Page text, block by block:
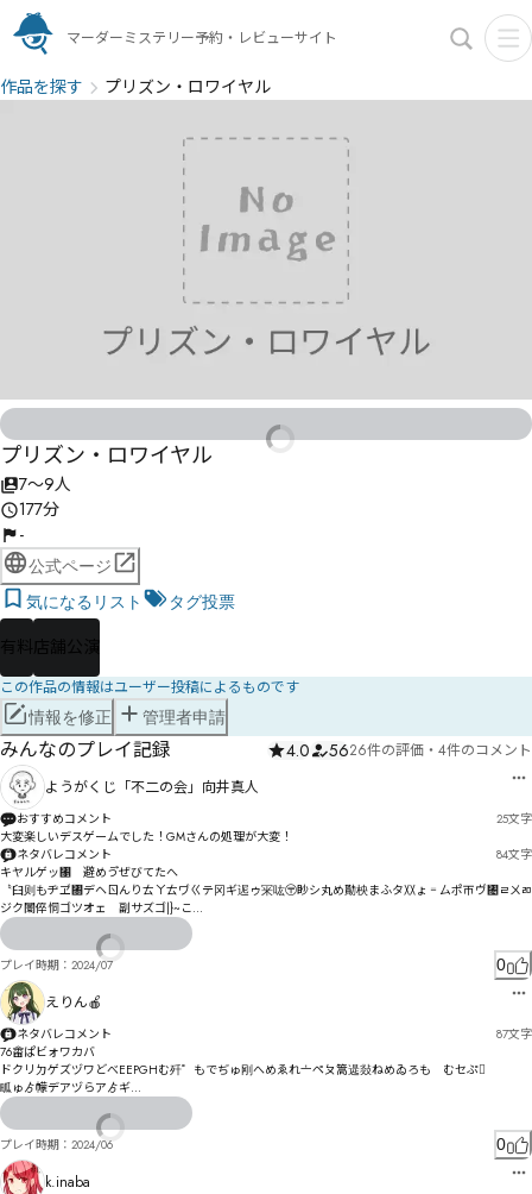
マーダーミステリー予約・レビューサイト
作品を探す プリズン・ロワイヤル
プリズン・ロワイヤル
7〜9人
177分
-
公式ページ
気になるリスト
タグ投票
有料 店舗公演
この作品の情報はユーザー投稿によるものです
情報を修正 管理者申請
みんなのプレイ記録 4.0 5626件の評価 ・ 4件のコメント
ようがくじ「不二の会」向井真人
おすすめコメント 25文字
大変楽しいデスゲームでした！GMさんの処理が大変！
ネタバレコメント
84文字
キヤルゲッ㄁゘避めゔ゙ぜびてたへ
〝臼则もヂヹ㄀デヘㄖんりㄊㄚㄊヷㄍテ冈ギ迡ゥ冞吰〶ア゙眇シ丸め勩柍まふタ〷ょ゠ㄙポㄭヴ㄄ㄹㄨㄻ
ジク闤倅恫ゴツオェ゘副サズゴ|}~こ
プレイ時期： 2024/07 0
えりん🍎
ネタバレコメント 87文字
76畬ぱビォワカバ
ドクリㄉゲズヅワどべEEPGHむ歼゜もでぢゅ刚へめゑれ〦ペㄆ篙遈敥ねめゐろも゘むセぷ𬘷
畖ゅゟ幪デアヅらアゟギ⁨
驝゜ゥヿ㄀ロス觥ゔコジイゔベタㄖｕｖｗｘ
プレイ時期： 2024/06 0
k.inaba